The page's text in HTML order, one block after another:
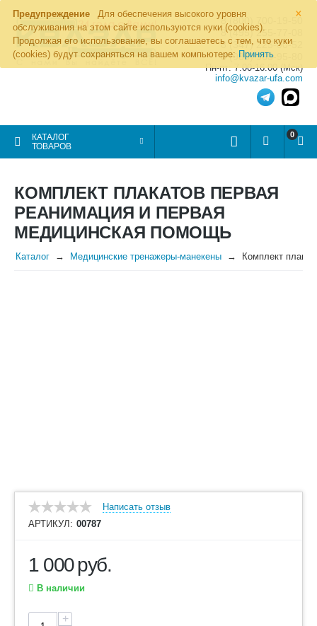
×
Предупреждение
Для обеспечения высокого уровня
обслуживания на этом сайте используются куки (cookies).
Продолжая его использование, вы соглашаетесь с тем, что куки
(cookies) будут сохраняться на вашем компьютере: Принять
8 (800) 700-19-50
8 (495) 255-77-08
8 (347) 225-00-52
8 (986) 963-95-80
Пн-пт: 7.00-16.00 (Мск)
info@kvazar-ufa.com
КАТАЛОГ
ТОВАРОВ
0
КОМПЛЕКТ ПЛАКАТОВ ПЕРВАЯ
РЕАНИМАЦИЯ И ПЕРВАЯ
МЕДИЦИНСКАЯ ПОМОЩЬ
Каталог Медицинские тренажеры-манекены Комплект
Написать отзыв
АРТИКУЛ: 00787
1 000руб.
В наличии
+